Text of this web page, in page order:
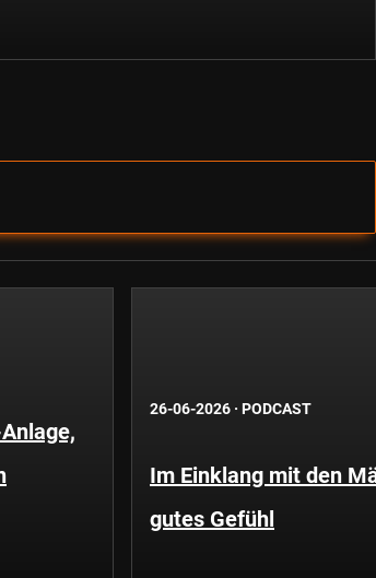
26-06-2026 · PODCAST
Im Einklang mit den
gutes Gefühl